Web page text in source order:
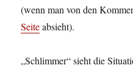
(wenn man von den
Seiteabsieht).
„Schlimmer“ sieht die